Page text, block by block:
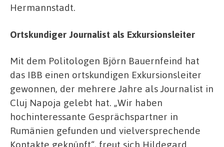
Hermannstadt.
Ortskundiger Journalist als Exkursionsleiter
Mit dem Politologen Björn Bauernfeind hat
das IBB einen ortskundigen Exkursionsleiter
gewonnen, der mehrere Jahre als Journalist in
Cluj Napoja gelebt hat. „Wir haben
hochinteressante Gesprächspartner in
Rumänien gefunden und vielversprechende
Kontakte geknüpft“, freut sich Hildegard